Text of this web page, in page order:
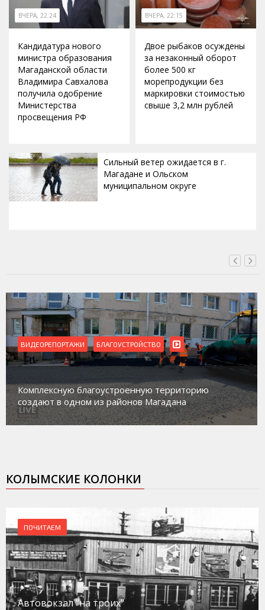
ВЧЕРА, 22:24
Кандидатура нового
министра образования
Магаданской области
Владимира Савхалова
получила одобрение
Министерства
просвещения РФ
ВЧЕРА, 22:15
Двое рыбаков осуждены
за незаконный оборот
более 500 кг
морепродукции без
маркировки стоимостью
свыше 3,2 млн рублей
Сильный ветер ожидается в г.
Магадане и Ольском
муниципальном округе
ВИДЕОРЕПОРТАЖИ БЛАГОУСТРОЙСТВО
Комплексную благоустроенную территорию
создают в одном из районов Магадана
КОЛЫМСКИЕ КОЛОНКИ
ПОЧИТАЕМ
Автовокзал "на троих"